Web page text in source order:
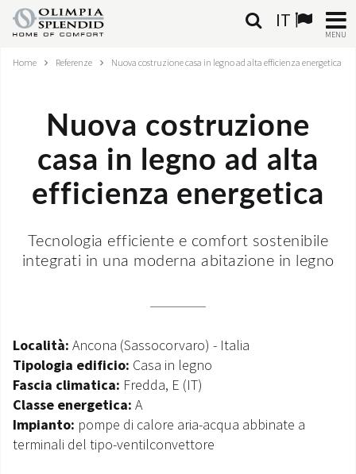
IT
MENU
ITALIANO
RISCALDAMENTO
SISTEMI INTEGRATI
CONTATTI
MONDO OS
INCENTIVI E DETRAZIONI
Home Referenze Nuova costruzione casa in legno ad alta efficienza energetica
Nuova costruzione
casa in legno ad alta
efficienza energetica
Tecnologia efficiente e comfort sostenibile
integrati in una moderna abitazione in legno
Località: Ancona (Sassocorvaro) - Italia
Tipologia edificio: Casa in legno
Fascia climatica: Fredda, E (IT)
Classe energetica: A
Impianto: pompe di calore aria-acqua abbinate a
terminali del tipo-ventilconvettore